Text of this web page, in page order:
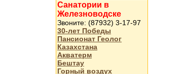
Санатории в
Железноводске
Звоните: (87932) 3-17-97
30-лет Победы
Пансионат Геолог
Казахстана
Акватерм
Бештау
Горный воздух